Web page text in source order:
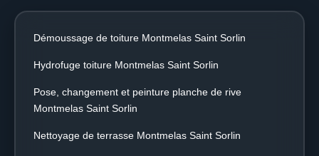
Démoussage de toiture Montmelas Saint Sorlin
Hydrofuge toiture Montmelas Saint Sorlin
Pose, changement et peinture planche de rive
Montmelas Saint Sorlin
Nettoyage de terrasse Montmelas Saint Sorlin